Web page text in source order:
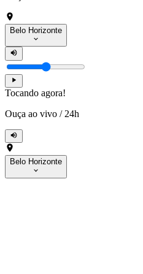
Belo Horizonte
Tocando agora!
Ouça ao vivo / 24h
Belo Horizonte